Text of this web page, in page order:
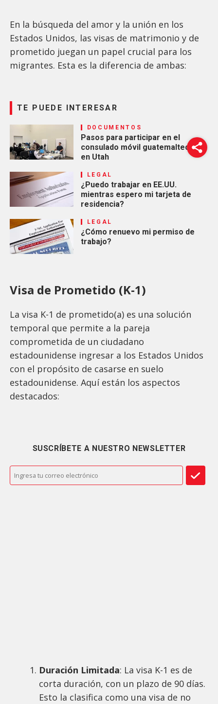
En la búsqueda del amor y la unión en los
Estados Unidos, las visas de matrimonio y de
prometido juegan un papel crucial para los
migrantes. Esta es la diferencia de ambas:
TE PUEDE INTERESAR
DOCUMENTOS
Pasos para participar en el
consulado móvil guatemalteco
en Utah
LEGAL
¿Puedo trabajar en EE.UU.
mientras espero mi tarjeta de
residencia?
LEGAL
¿Cómo renuevo mi permiso de
trabajo?
Visa de Prometido (K-1)
La visa K-1 de prometido(a) es una solución
temporal que permite a la pareja
comprometida de un ciudadano
estadounidense ingresar a los Estados Unidos
con el propósito de casarse en suelo
estadounidense. Aquí están los aspectos
destacados:
SUSCRÍBETE A NUESTRO NEWSLETTER
Duración Limitada: La visa K-1 es de
corta duración, con un plazo de 90 días.
Esto la clasifica como una visa de no